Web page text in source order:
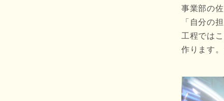
事業部の
「自分の
工程では
作ります